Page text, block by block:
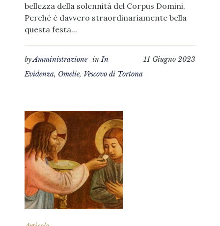
bellezza della solennità del Corpus Domini.
Perché è davvero straordinariamente bella
questa festa...
11 Giugno 2023
byAmministrazione inIn
Evidenza, Omelie, Vescovo di Tortona